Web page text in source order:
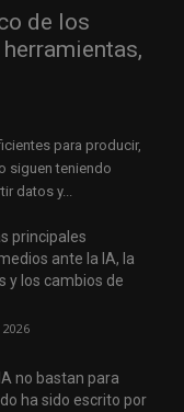
de los
para producir,
siguen teniendo
datos y...
principales
ante la IA, la
y los cambios de
no bastan para
ha sido escrito por